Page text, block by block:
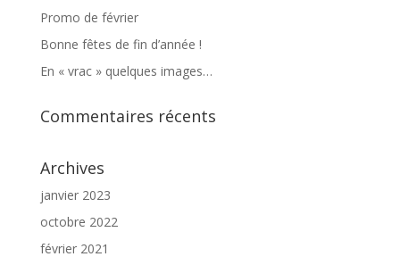
Promo de février
Bonne fêtes de fin d’année !
En « vrac » quelques images…
Commentaires récents
Archives
janvier 2023
octobre 2022
février 2021